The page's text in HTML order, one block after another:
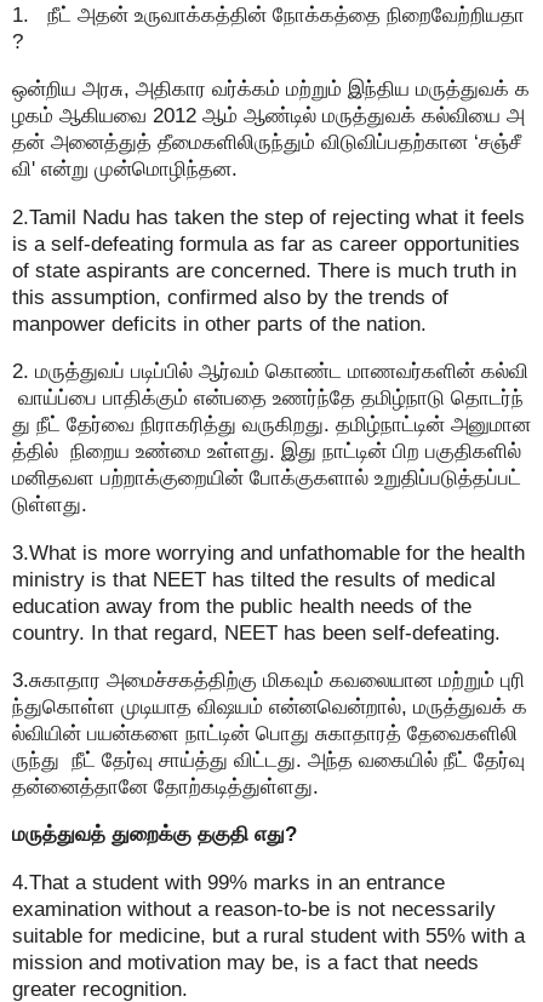
1. நீட் அதன் உருவாக்கத்தின் நோக்கத்தை நிறைவேற்றியதா
?
ஒன்றிய அரசு, அதிகார வர்க்கம் மற்றும் இந்திய மருத்துவக் க
ழகம் ஆகியவை 2012 ஆம் ஆண்டில் மருத்துவக் கல்வியை அ
தன் அனைத்துத் தீமைகளிலிருந்தும் விடுவிப்பதற்கான ‘சஞ்சீ
வி' என்று முன்மொழிந்தன.
2.Tamil Nadu has taken the step of rejecting what it feels
is a self-defeating formula as far as career opportunities
of state aspirants are concerned. There is much truth in
this assumption, confirmed also by the trends of
manpower deficits in other parts of the nation.
2. மருத்துவப் படிப்பில் ஆர்வம் கொண்ட மாணவர்களின் கல்வி
வாய்ப்பை பாதிக்கும் என்பதை உணர்ந்தே தமிழ்நாடு தொடர்ந்
து நீட் தேர்வை நிராகரித்து வருகிறது. தமிழ்நாட்டின் அனுமான
த்தில் நிறைய உண்மை உள்ளது. இது நாட்டின் பிற பகுதிகளில்
மனிதவள பற்றாக்குறையின் போக்குகளால் உறுதிப்படுத்தப்பட்
டுள்ளது.
3.What is more worrying and unfathomable for the health
ministry is that NEET has tilted the results of medical
education away from the public health needs of the
country. In that regard, NEET has been self-defeating.
3.சுகாதார அமைச்சகத்திற்கு மிகவும் கவலையான மற்றும் புரி
ந்துகொள்ள முடியாத விஷயம் என்னவென்றால், மருத்துவக் க
ல்வியின் பயன்களை நாட்டின் பொது சுகாதாரத் தேவைகளிலி
ருந்து நீட் தேர்வு சாய்த்து விட்டது. அந்த வகையில் நீட் தேர்வு
தன்னைத்தானே தோற்கடித்துள்ளது.
மருத்துவத் துறைக்கு தகுதி எது?
4.That a student with 99% marks in an entrance
examination without a reason-to-be is not necessarily
suitable for medicine, but a rural student with 55% with a
mission and motivation may be, is a fact that needs
greater recognition.